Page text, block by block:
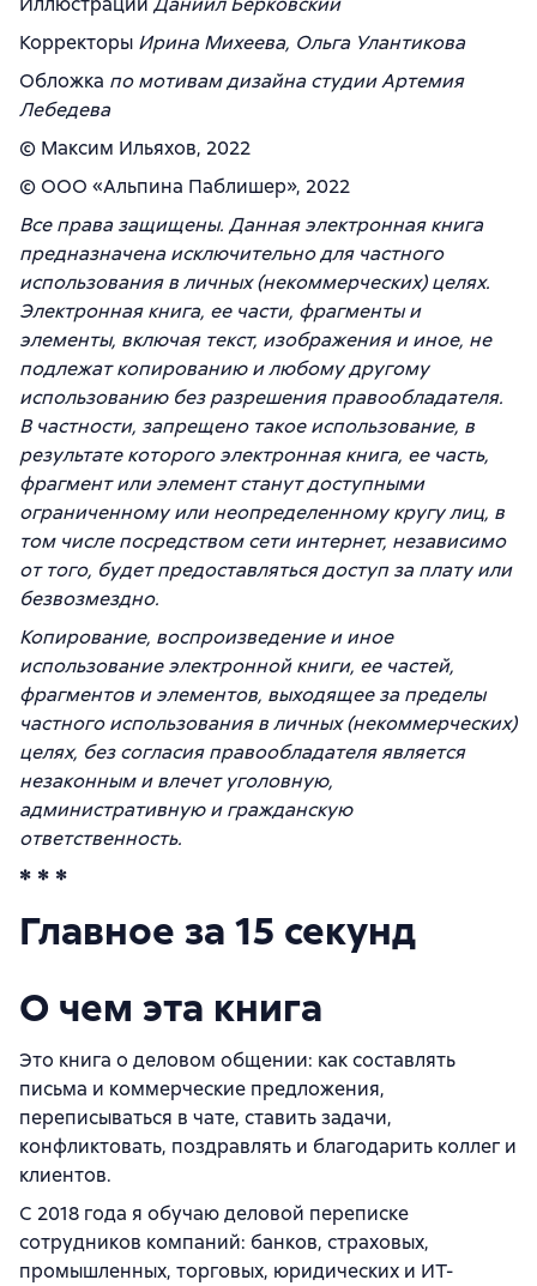
Корректоры Ирина Михеева, Ольга Улантикова
Обложка по мотивам дизайна студии Артемия
Лебедева
© Максим Ильяхов, 2022
© ООО «Альпина Паблишер», 2022
Все права защищены. Данная электронная книга
предназначена исключительно для частного
использования в личных (некоммерческих) целях.
Электронная книга, ее части, фрагменты и
элементы, включая текст, изображения и иное, не
подлежат копированию и любому другому
использованию без разрешения правообладателя.
В частности, запрещено такое использование, в
результате которого электронная книга, ее часть,
фрагмент или элемент станут доступными
ограниченному или неопределенному кругу лиц, в
том числе посредством сети интернет, независимо
от того, будет предоставляться доступ за плату или
безвозмездно.
Копирование, воспроизведение и иное
использование электронной книги, ее частей,
фрагментов и элементов, выходящее за пределы
частного использования в личных (некоммерческих)
целях, без согласия правообладателя является
незаконным и влечет уголовную,
административную и гражданскую
ответственность.
* * *
Главное за 15 секунд
О чем эта книга
Это книга о деловом общении: как составлять
письма и коммерческие предложения,
переписываться в чате, ставить задачи,
конфликтовать, поздравлять и благодарить коллег и
клиентов.
С 2018 года я обучаю деловой переписке
сотрудников компаний: банков, страховых,
промышленных, торговых, юридических и ИТ-